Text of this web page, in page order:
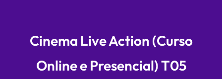
Cinema Live Action (Curso
Online e Presencial) T05